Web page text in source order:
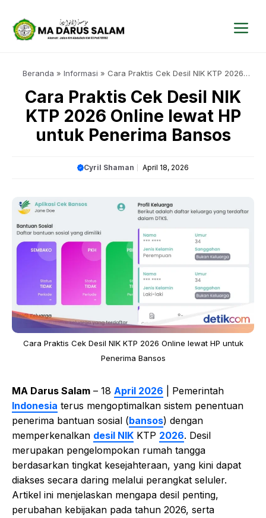
Beranda » Informasi » Cara Praktis Cek Desil NIK KTP 2026
Cara Praktis Cek Desil NIK
KTP 2026 Online lewat HP
untuk Penerima Bansos
Cyril Shaman April 18, 2026
Cara Praktis Cek Desil NIK KTP 2026 Online lewat HP untuk
Penerima Bansos
MA Darus Salam – 18 April 2026 | Pemerintah
Indonesia terus mengoptimalkan sistem penentuan
penerima bantuan sosial (bansos) dengan
memperkenalkan desil NIK KTP 2026. Desil
merupakan pengelompokan rumah tangga
berdasarkan tingkat kesejahteraan, yang kini dapat
diakses secara daring melalui perangkat seluler.
Artikel ini menjelaskan mengapa desil penting,
perubahan kebijakan pada tahun 2026, serta